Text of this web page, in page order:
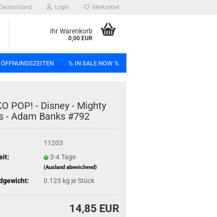
Deutschland Login Merkzettel
Ihr Warenkorb
0,00 EUR
% IN SALE NOW %
POP! - Dis­ney - Migh­ty
- Adam Banks #792
11203
3-4 Tage
(Ausland abweichend)
0.125kg je Stück
14,85 EUR